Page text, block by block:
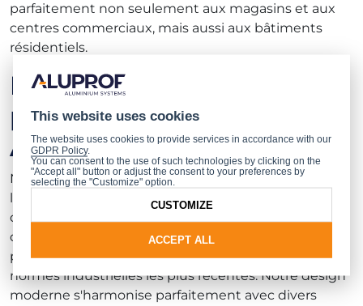
parfaitement non seulement aux magasins et aux
centres commerciaux, mais aussi aux bâtiments
résidentiels.
Pourquoi choisir les
portes et fenêtres
Aluprof ?
Nos produits se démarquent principalement par
leur fonctionnalité, leur design moderne et la qualité
de leur fabrication. Nous investissons constamment
dans la recherche et le développement pour
présenter des solutions innovantes conformes aux
normes industrielles les plus récentes. Notre design
moderne s'harmonise parfaitement avec divers
This website uses cookies
The website uses cookies to provide services in accordance with our
GDPR Policy.
You can consent to the use of such technologies by clicking on the
"Accept all" button or adjust the consent to your preferences by
selecting the "Customize" option.
ACCEPT ALL
CUSTOMIZE